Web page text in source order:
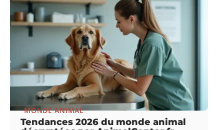
MONDE ANIMAL
Tendances 2026 du monde animal